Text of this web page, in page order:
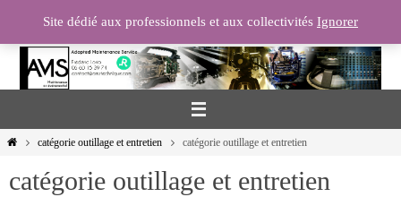
le
contenu
Homecatégorie outillage et entretien catégorie outillage et entretien
catégorie outillage et entretien
Site dédié aux professionnels et aux collectivités Ignorer